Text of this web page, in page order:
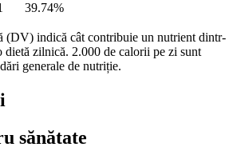
39.74%
(DV) indică cât contribuie un nutrient dintr-
dietă zilnică. 2.000 de calorii pe zi sunt
generale de nutriție.
sănătate